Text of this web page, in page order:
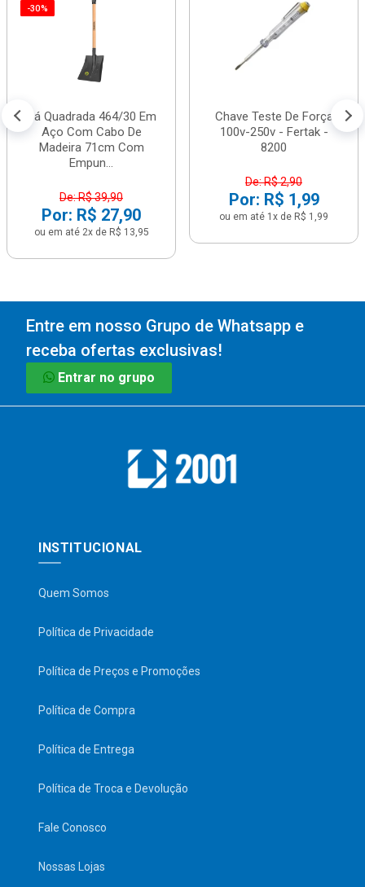
-30%
Pá Quadrada 464/30 Em
Aço Com Cabo De
Madeira 71cm Com
Empun...
De: R$ 39,90
Por: R$ 27,90
ou em até 2x de R$ 13,95
Chave Teste De Força
100v-250v - Fertak -
8200
De: R$ 2,90
Por: R$ 1,99
ou em até 1x de R$ 1,99
Entre em nosso Grupo de Whatsapp e
receba ofertas exclusivas!
Entrar no grupo
INSTITUCIONAL
Quem Somos
Política de Privacidade
Política de Preços e Promoções
Política de Compra
Política de Entrega
Política de Troca e Devolução
Fale Conosco
Nossas Lojas